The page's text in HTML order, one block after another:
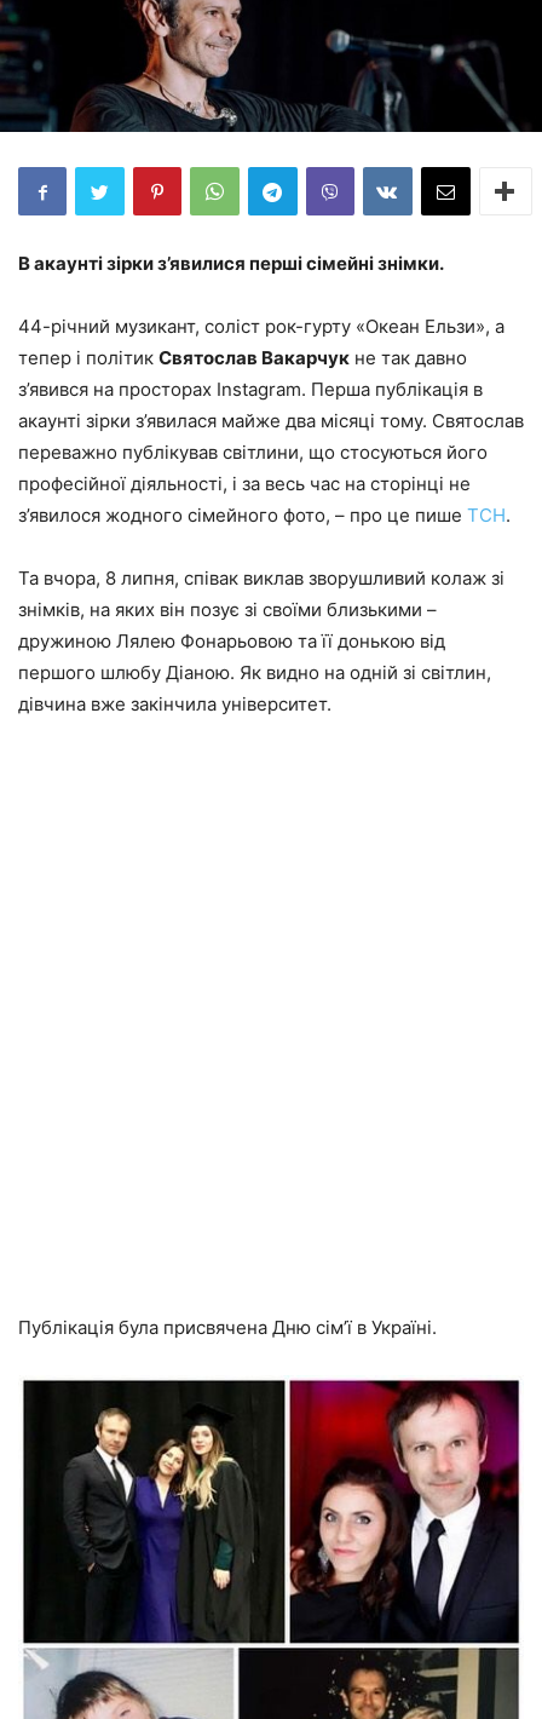
В акаунті зірки з’явилися перші сімейні знімки.
44-річний музикант, соліст рок-гурту «Океан Ельзи», а
тепер і політик Святослав Вакарчук не так давно
з’явився на просторах Instagram. Перша публікація в
акаунті зірки з’явилася майже два місяці тому. Святослав
переважно публікував світлини, що стосуються його
професійної діяльності, і за весь час на сторінці не
з’явилося жодного сімейного фото, – про це пише ТСН.
Та вчора, 8 липня, співак виклав зворушливий колаж зі
знімків, на яких він позує зі своїми близькими –
дружиною Лялею Фонарьовою та її донькою від
першого шлюбу Діаною. Як видно на одній зі світлин,
дівчина вже закінчила університет.
Публікація була присвячена Дню сім’ї в Україні.